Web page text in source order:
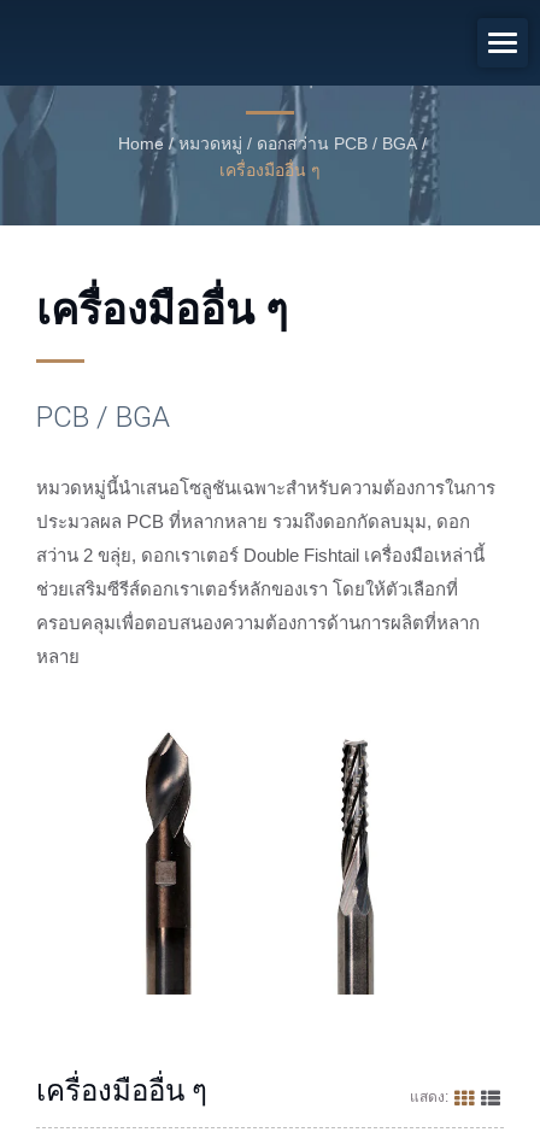
Home / หมวดหมู่ / ดอกสว่าน PCB / BGA /
เครื่องมืออื่น ๆ
เครื่องมืออื่น ๆ
PCB / BGA
หมวดหมู่นี้นำเสนอโซลูชันเฉพาะสำหรับความต้องการในการ
ประมวลผล PCB ที่หลากหลาย รวมถึงดอกกัดลบมุม, ดอก
สว่าน 2 ขลุ่ย, ดอกเราเตอร์ Double Fishtail เครื่องมือเหล่านี้
ช่วยเสริมซีรีส์ดอกเราเตอร์หลักของเรา โดยให้ตัวเลือกที่
ครอบคลุมเพื่อตอบสนองความต้องการด้านการผลิตที่หลาก
หลาย
เครื่องมืออื่น ๆ แสดง: